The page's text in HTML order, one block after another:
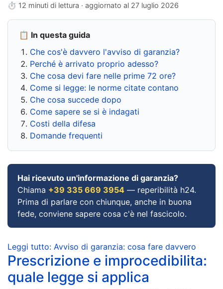
⏱ 12 minuti di lettura · aggiornato al 27 luglio 2026
📋 In questa guida
Che cos'è davvero l'avviso di garanzia?
Perché è arrivato proprio adesso?
Che cosa devi fare nelle prime 72 ore?
Come si legge: le norme citate contano
Che cosa succede dopo
Come sapere se si è indagati
Costi della difesa
Domande frequenti
Hai ricevuto un'informazione di garanzia?
Chiama +39 335 669 3954 — reperibilità h24.
Prima di parlare con chiunque, anche in buona
fede, conviene sapere cosa c'è nel fascicolo.
Leggi tutto: Avviso di garanzia: cosa fare davvero
Prescrizione e improcedibilita:
quale legge si applica